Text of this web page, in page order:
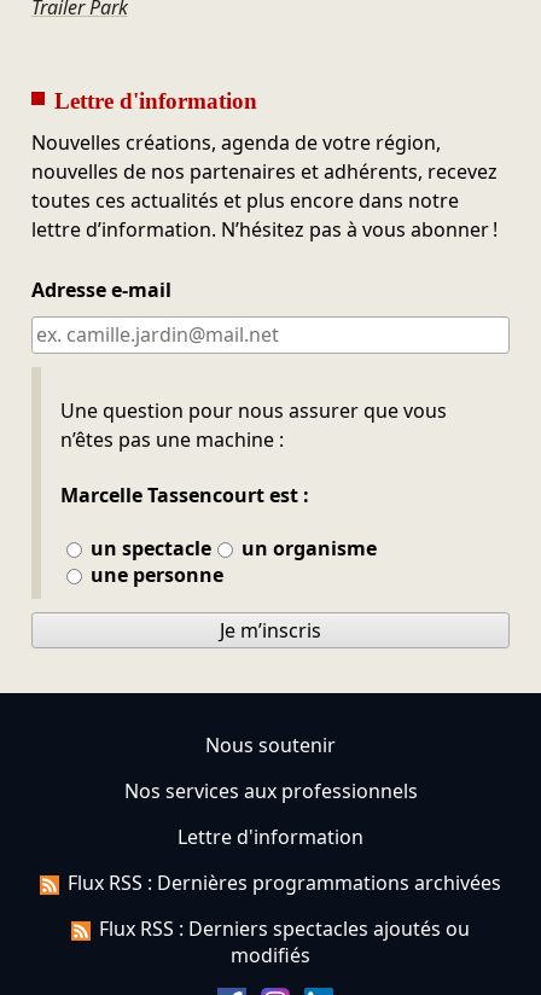
Trailer Park
Lettre d'information
Nouvelles créations, agenda de votre région,
nouvelles de nos partenaires et adhérents, recevez
toutes ces actualités et plus encore dans notre
lettre d’information. N’hésitez pas à vous abonner !
Adresse e-mail
Une question pour nous assurer que vous
n’êtes pas une machine :
Marcelle Tassencourt est :
un spectacle
un organisme
une personne
Ne pas remplir
Je m’inscris
Nous soutenir
Nos services aux professionnels
Lettre d'information
Flux RSS : Dernières programmations archivées
Flux RSS : Derniers spectacles ajoutés ou
modifiés